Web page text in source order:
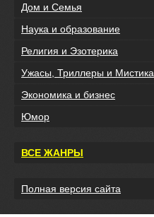
Дом и Семья
Наука и образование
Религия и Эзотерика
Ужасы, Триллеры и Мистика
Экономика и бизнес
Юмор
ВСЕ ЖАНРЫ
Полная версия сайта